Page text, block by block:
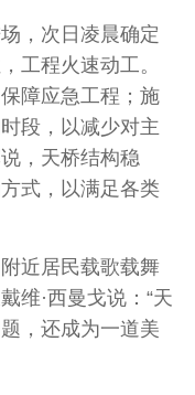
，次日凌晨确定
工程火速动工。
障应急工程；施
段，以减少对主
，天桥结构稳
式，以满足各类
近居民载歌载舞
维·西曼戈说：“天
，还成为一道美